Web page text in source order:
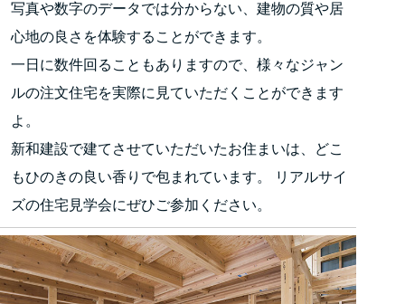
写真や数字のデータでは分からない、建物の質や居
心地の良さを体験することができます。
一日に数件回ることもありますので、様々なジャン
ルの注文住宅を実際に見ていただくことができます
よ。
新和建設で建てさせていただいたお住まいは、どこ
もひのきの良い香りで包まれています。 リアルサイ
ズの住宅見学会にぜひご参加ください。